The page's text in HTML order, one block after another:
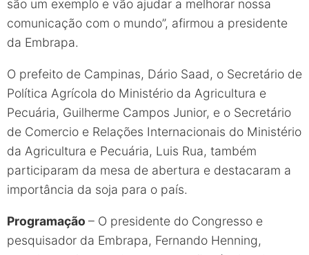
são um exemplo e vão ajudar a melhorar nossa
comunicação com o mundo”, afirmou a presidente
da Embrapa.
O prefeito de Campinas, Dário Saad, o Secretário de
Política Agrícola do Ministério da Agricultura e
Pecuária, Guilherme Campos Junior, e o Secretário
de Comercio e Relações Internacionais do Ministério
da Agricultura e Pecuária, Luis Rua, também
participaram da mesa de abertura e destacaram a
importância da soja para o país.
Programação – O presidente do Congresso e
pesquisador da Embrapa, Fernando Henning,